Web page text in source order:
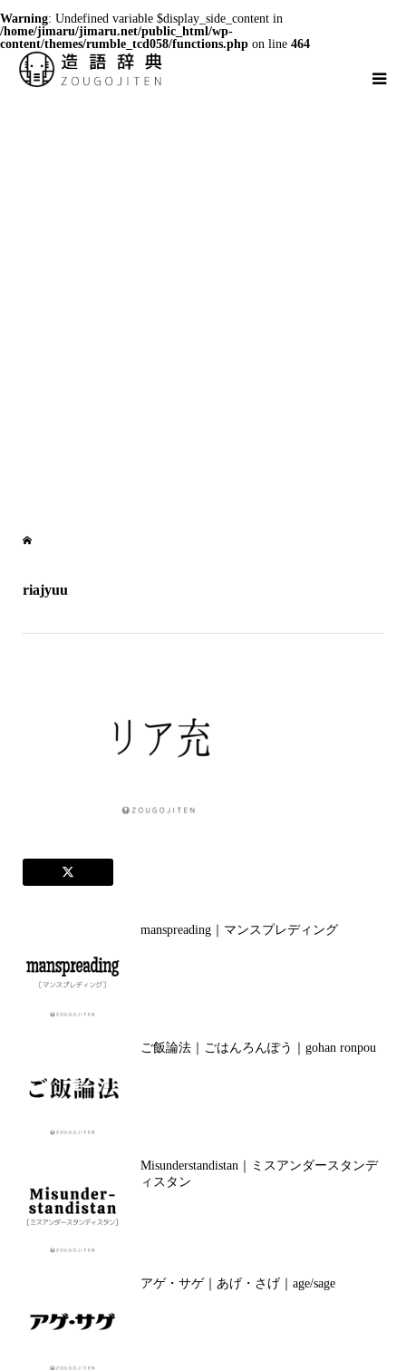
Warning: Undefined variable $display_side_content in
/home/jimaru/jimaru.net/public_html/wp-
content/themes/rumble_tcd058/functions.php on line 464
riajyuu
manspreading｜マンスプレディング
ご飯論法｜ごはんろんぽう｜gohan ronpou
Misunderstandistan｜ミスアンダースタンデ
ィスタン
アゲ・サゲ｜あげ・さげ｜age/sage